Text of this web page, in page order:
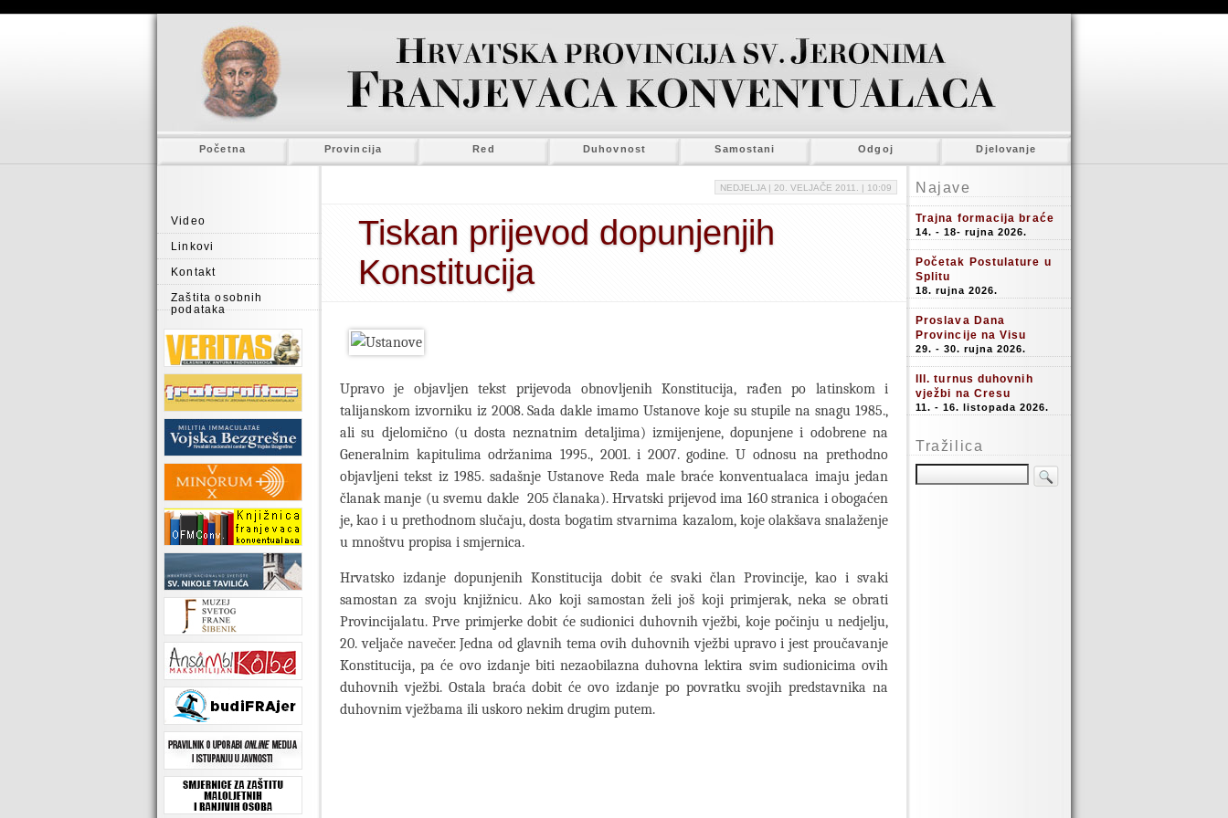
Početna Provincija Red Duhovnost Samostani Odgoj Djelovanje
Video
Linkovi
Kontakt
Zaštita osobnih
podataka
NEDJELJA | 20. VELJAČE 2011. | 10:09
Tiskan prijevod dopunjenjih
Konstitucija
Upravo je objavljen tekst prijevoda obnovljenih Konstitucija, rađen po latinskom i
talijanskom izvorniku iz 2008. Sada dakle imamo Ustanove koje su stupile na snagu 1985.,
ali su djelomično (u dosta neznatnim detaljima) izmijenjene, dopunjene i odobrene na
Generalnim kapitulima održanima 1995., 2001. i 2007. godine. U odnosu na prethodno
objavljeni tekst iz 1985. sadašnje Ustanove Reda male braće konventualaca imaju jedan
članak manje (u svemu dakle 205 članaka). Hrvatski prijevod ima 160 stranica i obogaćen
je, kao i u prethodnom slučaju, dosta bogatim stvarnima kazalom, koje olakšava snalaženje
u mnoštvu propisa i smjernica.
Hrvatsko izdanje dopunjenih Konstitucija dobit će svaki član Provincije, kao i svaki
samostan za svoju knjižnicu. Ako koji samostan želi još koji primjerak, neka se obrati
Provincijalatu. Prve primjerke dobit će sudionici duhovnih vježbi, koje počinju u nedjelju,
20. veljače navečer. Jedna od glavnih tema ovih duhovnih vježbi upravo i jest proučavanje
Konstitucija, pa će ovo izdanje biti nezaobilazna duhovna lektira svim sudionicima ovih
duhovnih vježbi. Ostala braća dobit će ovo izdanje po povratku svojih predstavnika na
duhovnim vježbama ili uskoro nekim drugim putem.
Najave
Trajna formacija braće
14. - 18- rujna 2026.
Početak Postulature u
Splitu
18. rujna 2026.
Proslava Dana
Provincije na Visu
29. - 30. rujna 2026.
III. turnus duhovnih
vježbi na Cresu
11. - 16. listopada 2026.
Tražilica